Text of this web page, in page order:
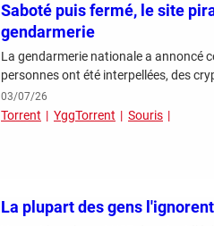
Saboté puis fermé, le site
gendarmerie
La gendarmerie nationale a annoncé
personnes ont été interpellées, des
03/07/26
Torrent YggTorrent Souris
La plupart des gens